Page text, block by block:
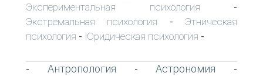
Экспериментальная психология -
Экстремальная психология - Этническая
психология - Юридическая психология -
- Антропология -Астрономия -